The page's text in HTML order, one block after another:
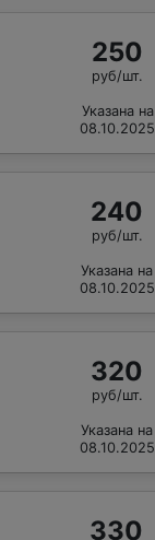
250
руб/шт.
Указана на
08.10.2025
240
руб/шт.
Указана на
08.10.2025
320
руб/шт.
Указана на
08.10.2025
330